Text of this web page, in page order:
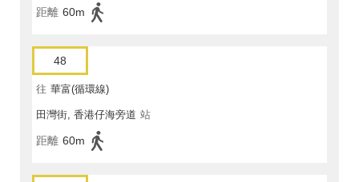
距離 60m
48
往 華富(循環線)
田灣街, 香港仔海旁道 站
距離 60m